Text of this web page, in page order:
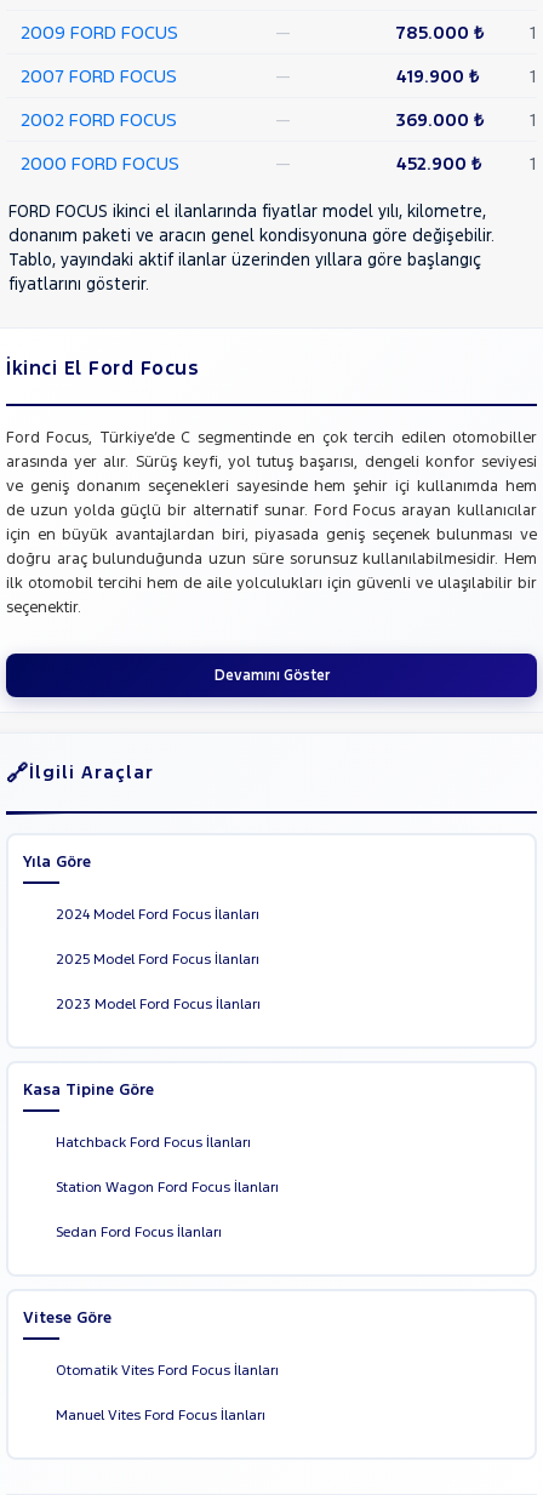
SKODA
SSANGYONG
SUBARU
TESLA
TOYOTA
TRAKTÖR
2009 FORD FOCUS
— 785.000 ₺
1
2007 FORD FOCUS
— 419.900 ₺
1
2002 FORD FOCUS
— 369.000 ₺
1
2000 FORD FOCUS
— 452.900 ₺ 1
FORD FOCUS ikinci el ilanlarında fiyatlar model yılı, kilometre,
donanım paketi ve aracın genel kondisyonuna göre değişebilir.
Tablo, yayındaki aktif ilanlar üzerinden yıllara göre başlangıç
fiyatlarını gösterir.
İkinci El Ford Focus
Ford Focus, Türkiye’de C segmentinde en çok tercih edilen otomobiller
arasında yer alır. Sürüş keyfi, yol tutuş başarısı, dengeli konfor seviyesi
ve geniş donanım seçenekleri sayesinde hem şehir içi kullanımda hem
de uzun yolda güçlü bir alternatif sunar. Ford Focus arayan kullanıcılar
için en büyük avantajlardan biri, piyasada geniş seçenek bulunması ve
doğru araç bulunduğunda uzun süre sorunsuz kullanılabilmesidir. Hem
ilk otomobil tercihi hem de aile yolculukları için güvenli ve ulaşılabilir bir
seçenektir.
Devamını Göster
İlgili Araçlar
Yıla Göre
2024 Model Ford Focus İlanları
2025 Model Ford Focus İlanları
2023 Model Ford Focus İlanları
Kasa Tipine Göre
Hatchback Ford Focus İlanları
Station Wagon Ford Focus İlanları
Sedan Ford Focus İlanları
Vitese Göre
Otomatik Vites Ford Focus İlanları
Manuel Vites Ford Focus İlanları